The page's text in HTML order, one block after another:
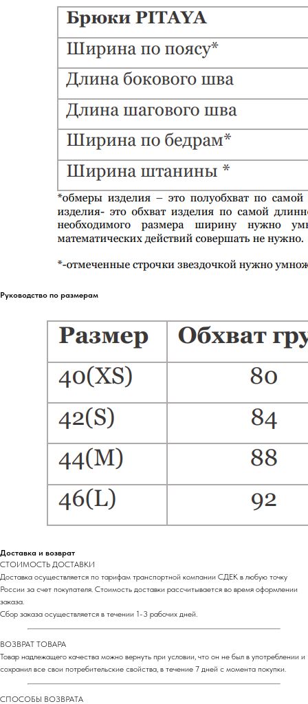
Руководство по размерам
Доставка и возврат
СТОИМОСТЬ ДОСТАВКИ
Доставка осуществляется по тарифам транспортной компании СДЕК в любую точку
России за счет покупателя. Стоимость доставки рассчитывается во время оформлении
заказа.
Сбор заказа осуществляется в течении 1-3 рабочих дней.
ВОЗВРАТ ТОВАРА
Товар надлежащего качества можно вернуть при условии, что он не был в употреблении и
сохранил все свои потребительские свойства, в течение 7 дней с момента покупки.
СПОСОБЫ ВОЗВРАТА